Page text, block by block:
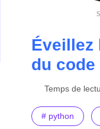
Éveillez
du code
Temps de
# python